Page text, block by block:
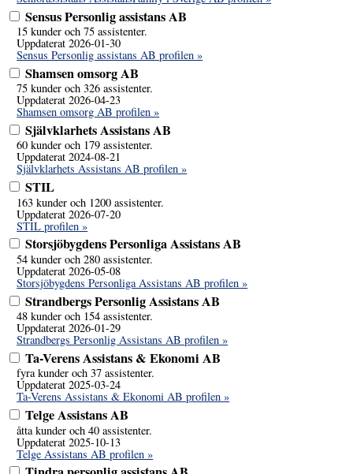
Sensus Personlig assistans AB
15 kunder och 75 assistenter.
Uppdaterat 2026-01-30
Sensus Personlig assistans AB profilen »
Shamsen omsorg AB
75 kunder och 326 assistenter.
Uppdaterat 2026-04-23
Shamsen omsorg AB profilen »
Självklarhets Assistans AB
60 kunder och 179 assistenter.
Uppdaterat 2024-08-21
Självklarhets Assistans AB profilen »
STIL
163 kunder och 1200 assistenter.
Uppdaterat 2026-07-20
STIL profilen »
Storsjöbygdens Personliga Assistans AB
54 kunder och 280 assistenter.
Uppdaterat 2026-05-08
Storsjöbygdens Personliga Assistans AB profilen »
Strandbergs Personlig Assistans AB
48 kunder och 154 assistenter.
Uppdaterat 2026-01-29
Strandbergs Personlig Assistans AB profilen »
Ta-Verens Assistans & Ekonomi AB
fyra kunder och 37 assistenter.
Uppdaterat 2025-03-24
Ta-Verens Assistans & Ekonomi AB profilen »
Telge Assistans AB
åtta kunder och 40 assistenter.
Uppdaterat 2025-10-13
Telge Assistans AB profilen »